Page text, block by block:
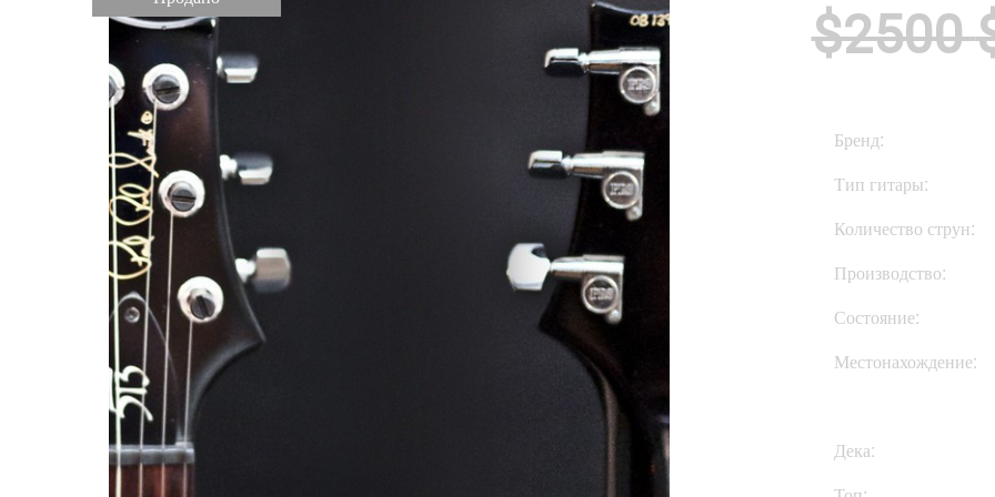
$2500
Бренд:
Тип гитары:
Количество струн:
Производство:
Состояние:
Местонахождение:
Дека: